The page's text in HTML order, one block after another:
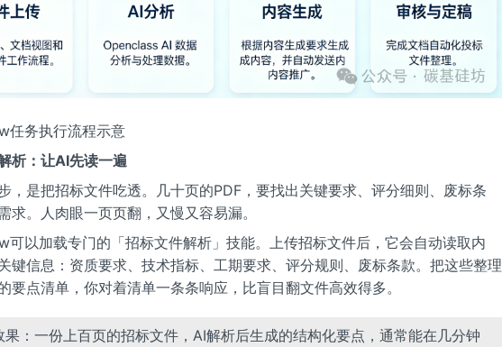
任务执行流程示意
析：让AI先读一遍
，是把招标文件吃透。几十页的PDF，要找出关键要求、评分细则、废标条
求。人肉眼一页页翻，又慢又容易漏。
可以加载专门的「招标文件解析」技能。上传招标文件后，它会自动读取内
键信息：资质要求、技术指标、工期要求、评分规则、废标条款。把这些整理
要点清单，你对着清单一条条响应，比盲目翻文件高效得多。
果：一份上百页的招标文件，AI解析后生成的结构化要点，通常能在几分钟